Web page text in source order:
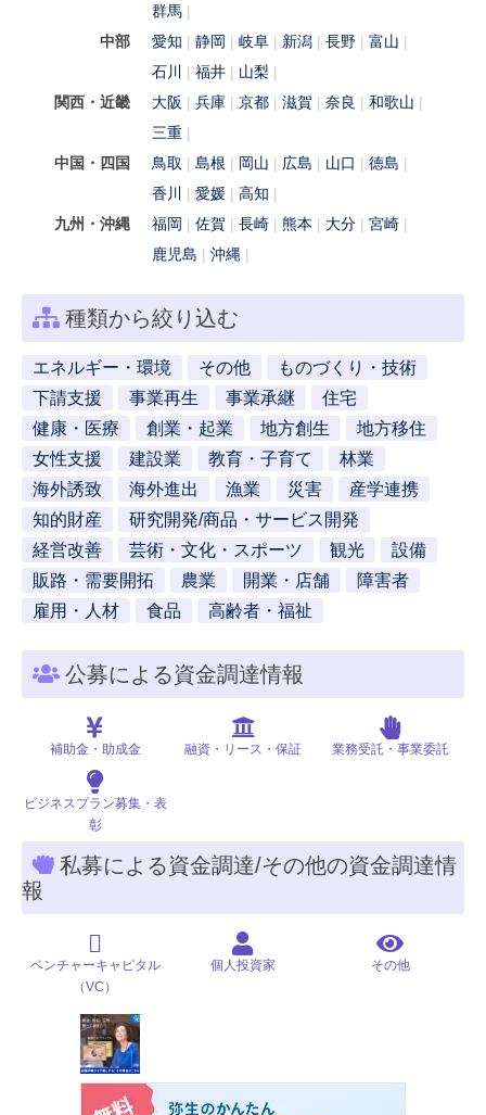
群馬
中部
愛知 静岡 岐阜 新潟 長野
富山
石川
福井
山梨
関西・近畿
大阪 兵庫 京都 滋賀 奈良
和歌山
三重
中国・四国
鳥取 島根 岡山 広島 山口
徳島
香川
愛媛
高知
九州・沖縄
福岡 佐賀 長崎 熊本 大分
宮崎
鹿児島
沖縄
種類から絞り込む
エネルギー・環境 その他
ものづくり・技術
下請支援
事業再生 事業承継
住宅
健康・医療
創業・起業 地方創生
地方移住
女性支援
建設業 教育・子育て
林業
海外誘致
海外進出 漁業 災害
産学連携
知的財産
研究開発/商品・サービス開発
経営改善
芸術・文化・スポーツ 観光
設備
販路・需要開拓
農業 開業・店舗
障害者
雇用・人材
食品 高齢者・福祉
公募による資金調達情報
補助金・助成金 融資・リース・保証 業務受託・事業委託
ビジネスプラン募集・表
彰
私募による資金調達/その他の資金調達情
報
ベンチャーキャピタル
（VC）
個人投資家 その他